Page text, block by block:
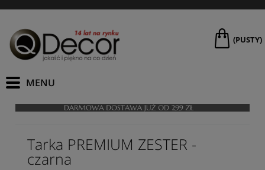
(PUSTY)
Tarka PREMIUM ZESTER -
czarna